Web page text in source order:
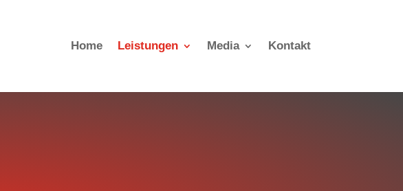
Home Leistungen Media Kontakt